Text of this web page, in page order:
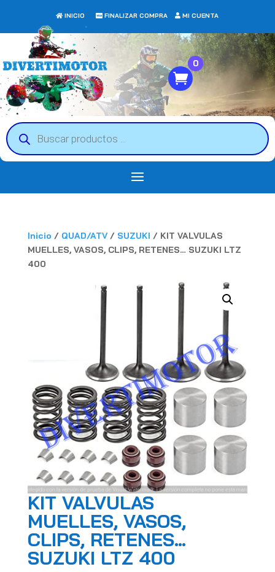
INICIO FINALIZAR COMPRA MI CUENTA
Búsqueda
de
productos
0
Inicio / QUAD/ATV/ SUZUKI / KIT VALVULAS
MUELLES, VASOS, CLIPS, RETENES… SUZUKI LTZ
400
KIT VALVULAS
MUELLES, VASOS,
CLIPS, RETENES…
SUZUKI LTZ 400